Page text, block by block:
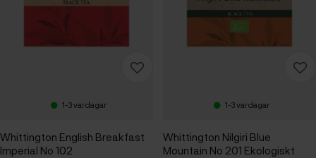
1-3 vardagar
Whittington English Breakfast
Imperial No 102
1-3 vardagar
Whittington Nilgiri Blue
Mountain No 201 Ekologiskt